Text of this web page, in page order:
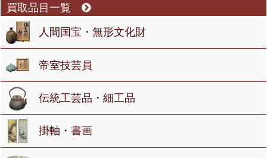
買取品目一覧
人間国宝・無形文化財
帝室技芸員
伝統工芸品・細工品
掛軸・書画